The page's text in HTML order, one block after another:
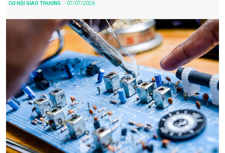
CƠ HỘI GIAO THƯƠNG - 07/07/2026